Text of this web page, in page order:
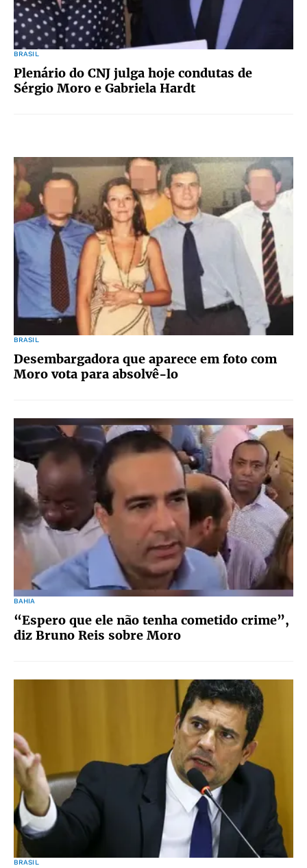
BRASIL
Plenário do CNJ julga hoje condutas de
Sérgio Moro e Gabriela Hardt
BRASIL
Desembargadora que aparece em foto com
Moro vota para absolvê-lo
BAHIA
“Espero que ele não tenha cometido crime”,
diz Bruno Reis sobre Moro
BRASIL